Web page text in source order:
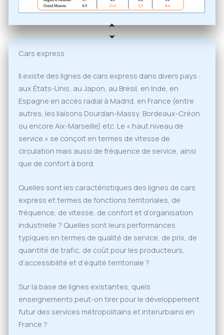
Cars express
Il existe des lignes de cars express dans divers pays :
aux États-Unis, au Japon, au Brésil, en Inde, en
Espagne en accès radial à Madrid, en France (entre
autres, les liaisons Dourdan-Massy, Bordeaux-Créon
ou encore Aix-Marseille) etc. Le « haut niveau de
service » se conçoit en termes de vitesse de
circulation mais aussi de fréquence de service, ainsi
que de confort à bord.
Quelles sont les caractéristiques des lignes de cars
express et termes de fonctions territoriales, de
fréquence, de vitesse, de confort et d’organisation
industrielle ? Quelles sont leurs performances
typiques en termes de qualité de service, de prix, de
quantité de trafic, de coût pour les producteurs,
d’accessibilité et d’équité territoriale ?
Sur la base de lignes existantes, quels
enseignements peut-on tirer pour le développement
futur des services métropolitains et interurbains en
France ?